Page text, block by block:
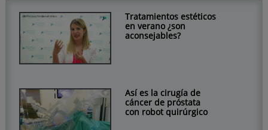
Tratamientos estéticos
en verano ¿son
aconsejables?
Así es la cirugía de
cáncer de próstata
con robot quirúrgico